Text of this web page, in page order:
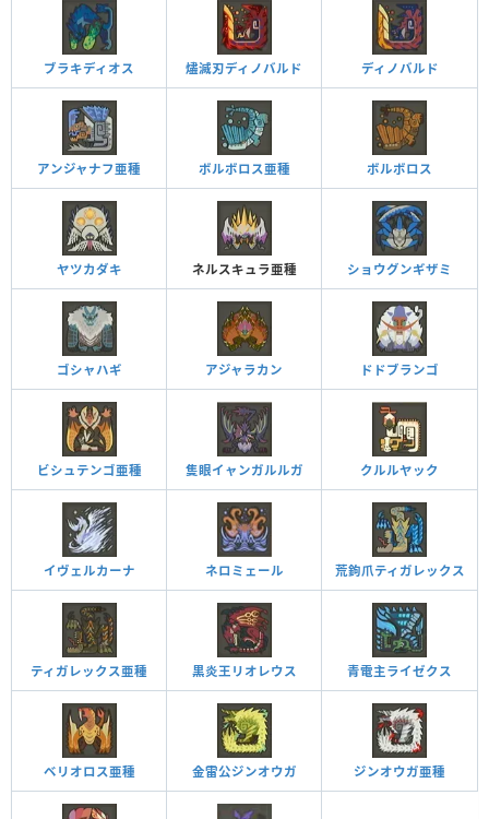
ブラキディオス 燼滅刃ディノバルド ディノバルド
アンジャナフ亜種 ボルボロス亜種 ボルボロス
ヤツカダキ ネルスキュラ亜種 ショウグンギザミ
ゴシャハギ アジャラカン ドドブランゴ
ビシュテンゴ亜種 隻眼イャンガルルガ クルルヤック
イヴェルカーナ ネロミェール 荒鉤爪ティガレックス
ティガレックス亜種 黒炎王リオレウス 青電主ライゼクス
ベリオロス亜種 金雷公ジンオウガ ジンオウガ亜種